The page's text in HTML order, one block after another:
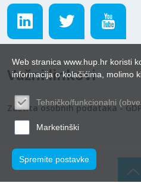
Važni linkovi
Zaštita osobnih podataka -
Web stranica www.hup.hr koristi
informacija o kolačićima, molimo
Tehničko/funkcionalni
Marketinški
Spremite postavke